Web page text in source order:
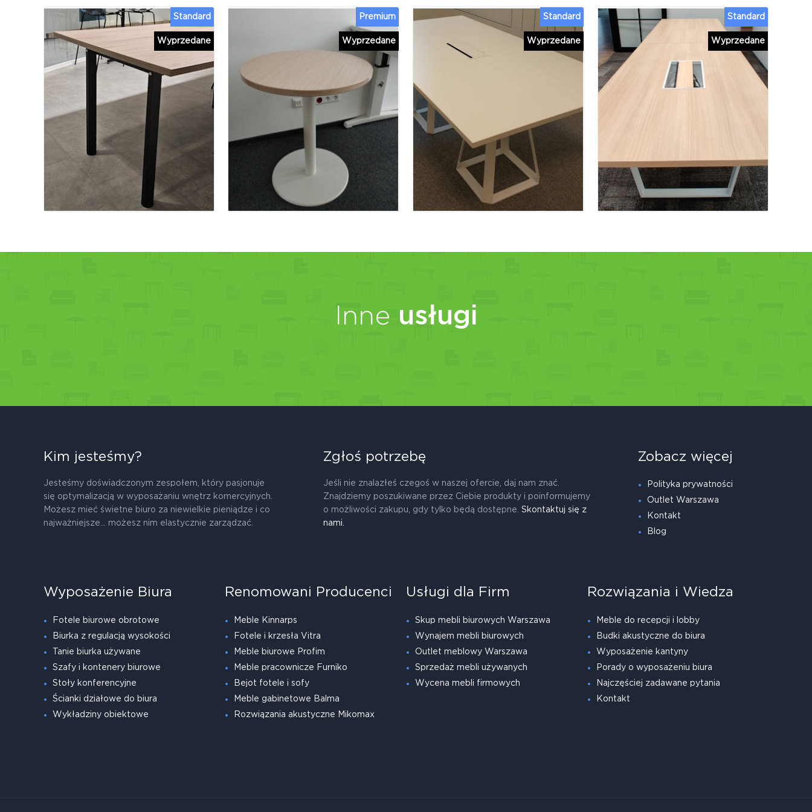
Wyprzedane
Standard
Wyprzedane
Premium
Wyprzedane
Standard
Wyprzedane
Standard
Inne usługi
Kim jesteśmy?
Jesteśmy doświadczonym zespołem, który pasjonuje
się optymalizacją w wyposażaniu wnętrz komercyjnych.
Możesz mieć świetne biuro za niewielkie pieniądze i co
najważniejsze... możesz nim elastycznie zarządzać.
Zgłoś potrzebę
Jeśli nie znalazłeś czegoś w naszej ofercie, daj nam znać.
Znajdziemy poszukiwane przez Ciebie produkty i poinformujemy
o możliwości zakupu, gdy tylko będą dostępne. Skontaktuj się z
nami.
Zobacz więcej
Polityka prywatności
Outlet Warszawa
Kontakt
Blog
Wyposażenie Biura
Fotele biurowe obrotowe
Biurka z regulacją wysokości
Tanie biurka używane
Szafy i kontenery biurowe
Stoły konferencyjne
Ścianki działowe do biura
Wykładziny obiektowe
Renomowani Producenci
Meble Kinnarps
Fotele i krzesła Vitra
Meble biurowe Profim
Meble pracownicze Furniko
Bejot fotele i sofy
Meble gabinetowe Balma
Rozwiązania akustyczne Mikomax
Usługi dla Firm
Skup mebli biurowych Warszawa
Wynajem mebli biurowych
Outlet meblowy Warszawa
Sprzedaż mebli używanych
Wycena mebli firmowych
Rozwiązania i Wiedza
Meble do recepcji i lobby
Budki akustyczne do biura
Wyposażenie kantyny
Porady o wyposażeniu biura
Najczęściej zadawane pytania
Kontakt